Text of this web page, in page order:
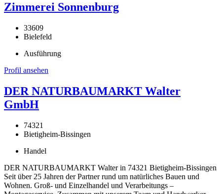
Zimmerei Sonnenburg
33609
Bielefeld
Ausführung
Profil ansehen
DER NATURBAUMARKT Walter
GmbH
74321
Bietigheim-Bissingen
Handel
DER NATURBAUMARKT Walter in 74321 Bietigheim-Bissingen
Seit über 25 Jahren der Partner rund um natürliches Bauen und
Wohnen. Groß- und Einzelhandel und Verarbeitungs –